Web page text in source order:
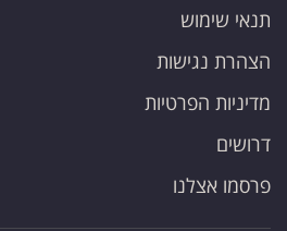
תנאי שימוש
הצהרת נגישות
מדיניות הפרטיות
דרושים
פרסמו אצלנו